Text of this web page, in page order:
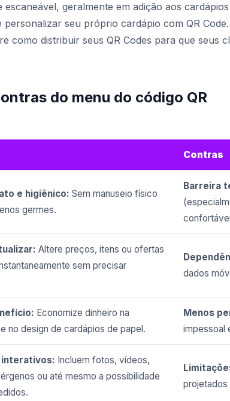
escaneável, geralmente em adição aos
personalizar seu próprio cardápio com QR
como distribuir seus QR Codes para que seus
do menu do código QR
Contras
e higiênico: Sem manuseio físico
germes.
Barreira
Altere preços, itens ou ofertas
sem precisar
dados
Economize dinheiro na
no design de cardápios de papel.
Menos
impessoal
interativos: Incluem fotos, vídeos,
ou até mesmo a possibilidade
projetados